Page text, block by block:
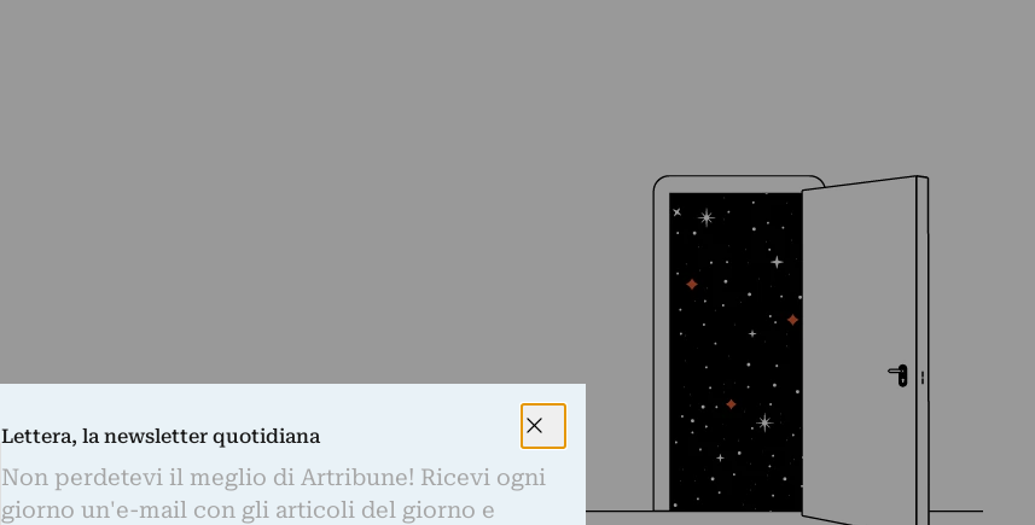
Lettera, la newsletter quotidiana
Non perdetevi il meglio di Artribune! Ricevi ogni
giorno un'e-mail con gli articoli del giorno e